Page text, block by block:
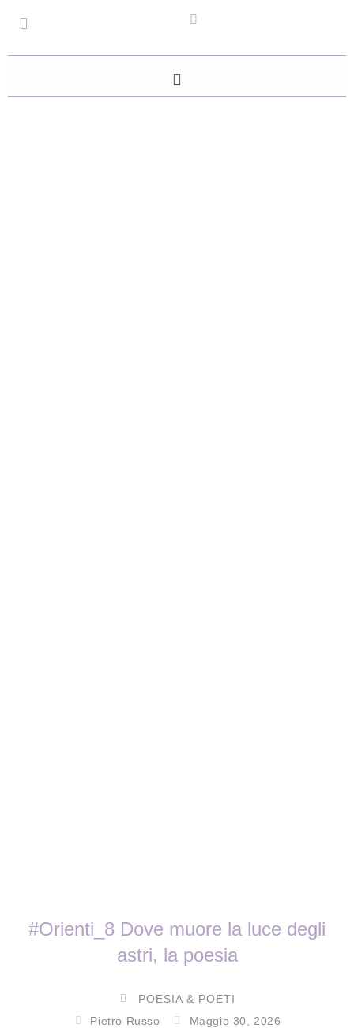
#Orienti_8 Dove muore la luce degli
astri, la poesia
POESIA & POETI
Pietro Russo
Maggio 30, 2026